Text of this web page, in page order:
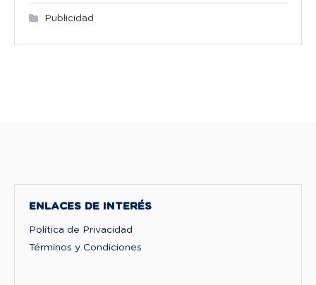
Publicidad
ENLACES DE INTERÉS
Política de Privacidad
Términos y Condiciones